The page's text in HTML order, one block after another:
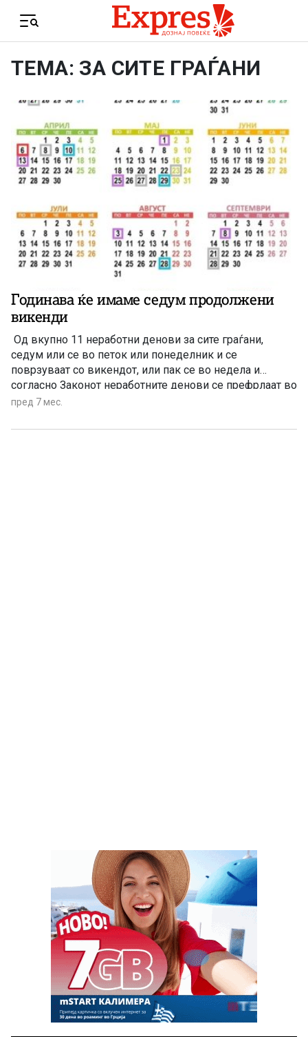
Menu
ТЕМА: ЗА СИТЕ ГРАЃАНИ
Годинава ќе имаме седум продолжени
викенди
Од вкупно 11 неработни денови за сите граѓани,
седум или се во петок или понеделник и се
поврзуваат со викендот, или пак се во недела и
согласно Законот неработните денови се префрлаат во
понеделник
пред 7 мес.